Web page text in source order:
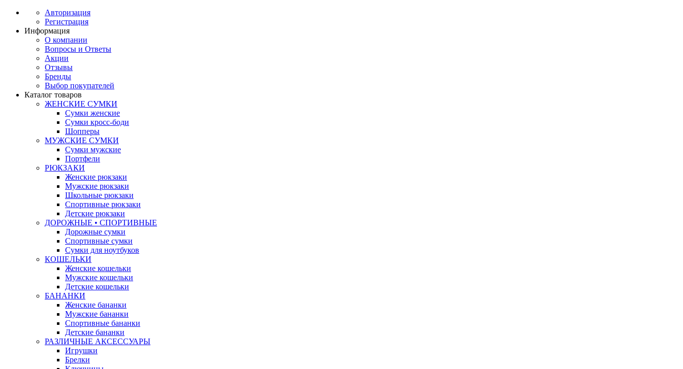
Авторизация
Регистрация
Информация
О компании
Вопросы и Ответы
Акции
Отзывы
Бренды
Выбор покупателей
Каталог товаров
ЖЕНСКИЕ СУМКИ
Сумки женские
Сумки кросс-боди
Шопперы
МУЖСКИЕ СУМКИ
Сумки мужские
Портфели
РЮКЗАКИ
Женские рюкзаки
Мужские рюкзаки
Школьные рюкзаки
Спортивные рюкзаки
Детские рюкзаки
ДОРОЖНЫЕ • СПОРТИВНЫЕ
Дорожные сумки
Спортивные сумки
Сумки для ноутбуков
КОШЕЛЬКИ
Женские кошельки
Мужские кошельки
Детские кошельки
БАНАНКИ
Женские бананки
Мужские бананки
Спортивные бананки
Детские бананки
РАЗЛИЧНЫЕ АКСЕССУАРЫ
Игрушки
Брелки